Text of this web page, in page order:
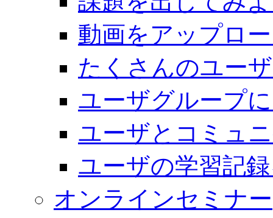
動画をアップロ
たくさんのユー
ユーザグループ
ユーザとコミュ
ユーザの学習記
オンラインセミナー